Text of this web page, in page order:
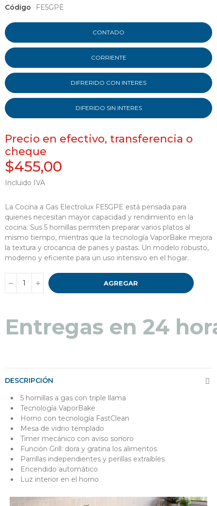
Código
FE5GPE
CONTADO
CORRIENTE
DIFRERIDO CON INTERES
DIFERIDO SIN INTERES
Precio en efectivo, transferencia o
cheque
$455,00
Incluido IVA
La Cocina a Gas Electrolux FE5GPE está pensada para
quienes necesitan mayor capacidad y rendimiento en la
cocina. Sus 5 hornillas permiten preparar varios platos al
mismo tiempo, mientras que la tecnología VaporBake mejora
la textura y crocancia de panes y pastas. Un modelo robusto,
moderno y eficiente para un uso intensivo en el hogar.
AGREGAR
Entregas en 48 a
DESCRIPCIÓN
5 hornillas a gas con triple llama
Tecnología VaporBake
Horno con tecnología FastClean
Mesa de vidrio templado
Timer mecánico con aviso sonoro
Función Grill: dora y gratina los alimentos
Parrillas independientes y perillas extraíbles
Encendido automático
Luz interior en el horno